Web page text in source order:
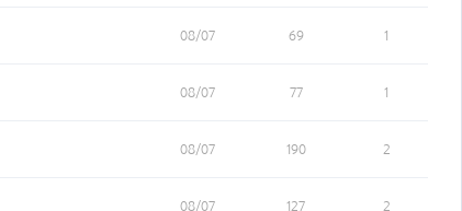
08/07 69 1
08/07 77 1
08/07 190 2
08/07 127 2